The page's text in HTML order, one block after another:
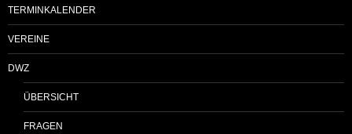
TERMINKALENDER
VEREINE
DWZ
ÜBERSICHT
FRAGEN